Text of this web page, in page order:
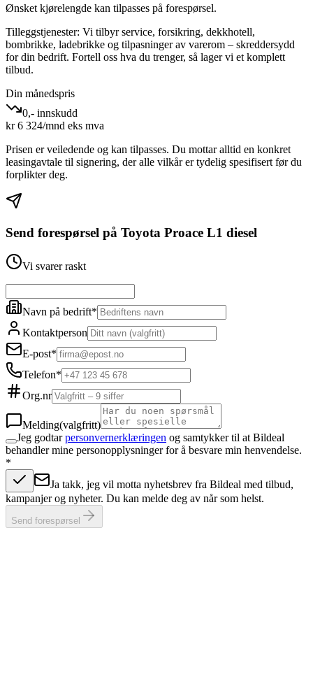
Ønsket kjørelengde kan tilpasses på forespørsel.
Tilleggstjenester: Vi tilbyr service, forsikring, dekkhotell,
bombrikke, ladebrikke og tilpasninger av varerom – skreddersydd
for din bedrift. Fortell oss hva du trenger, så lager vi et komplett
tilbud.
Din månedspris
0,- innskudd
kr6 324/mnd eks mva
Prisen er veiledende og kan tilpasses. Du mottar alltid en konkret
leasingavtale til signering, der alle vilkår er tydelig spesifisert før du
forplikter deg.
Send forespørsel på Toyota Proace L1 diesel
Vi svarer raskt
Navn på bedrift*
Kontaktperson
E-post*
Telefon*
Org.nr
Melding(valgfritt)
Jeg godtar personvernerklæringen og samtykker til at Bildeal
behandler mine personopplysninger for å besvare min henvendelse.
*
Ja takk, jeg vil motta nyhetsbrev fra Bildeal med tilbud,
kampanjer og nyheter. Du kan melde deg av når som helst.
Send forespørsel